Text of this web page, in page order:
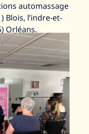
automassage
Blois, l’indre-et-
Orléans.